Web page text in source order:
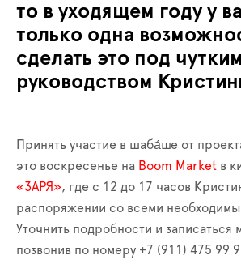
то в уходящем году у
только одна
сделать это под чутким
руководством
Принять участие в шаба́ше от
это воскресенье на Boom Market в
«ЗАРЯ», где с 12 до 17 часов
распоряжении со всеми
Уточнить подробности и записаться
позвонив по номеру +7 (911) 475 99